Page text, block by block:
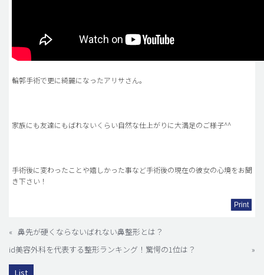
輪郭手術で更に綺麗になったアリサさん。
家族にも友達にもばれないくらい自然な仕上がりに大満足のご様子^^
手術後に変わったことや嬉しかった事など手術後の現在の彼女の心境をお聞
き下さい！
Print
« 鼻先が硬くならないばれない鼻整形とは？
id美容外科を代表する整形ランキング！驚愕の1位は？
»
List